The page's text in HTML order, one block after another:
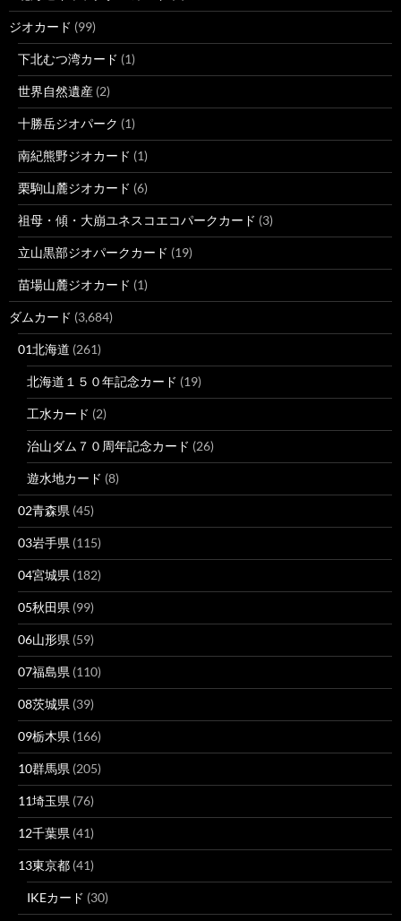
ジオカード (99)
下北むつ湾カード (1)
世界自然遺産 (2)
十勝岳ジオパーク (1)
南紀熊野ジオカード (1)
栗駒山麓ジオカード (6)
祖母・傾・大崩ユネスコエコパークカード (3)
立山黒部ジオパークカード (19)
苗場山麓ジオカード (1)
ダムカード (3,684)
01北海道 (261)
北海道１５０年記念カード (19)
工水カード (2)
治山ダム７０周年記念カード (26)
遊水地カード (8)
02青森県 (45)
03岩手県 (115)
04宮城県 (182)
05秋田県 (99)
06山形県 (59)
07福島県 (110)
08茨城県 (39)
09栃木県 (166)
10群馬県 (205)
11埼玉県 (76)
12千葉県 (41)
13東京都 (41)
IKEカード (30)